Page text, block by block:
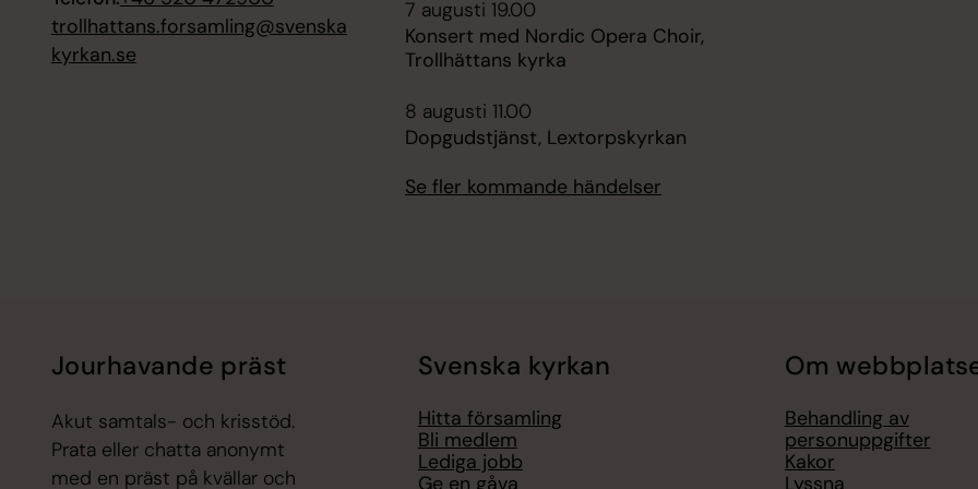
trollhattans.forsamling@svenska
kyrkan.se
7 augusti 19.00
Konsert med Nordic Opera Choir,
Trollhättans kyrka
8 augusti 11.00
Dopgudstjänst, Lextorpskyrkan
Se fler kommande händelser
Jourhavande präst
Akut samtals- och krisstöd.
Prata eller chatta anonymt
med en präst på kvällar och
Svenska kyrkan
Hitta församling
Bli medlem
Lediga jobb
Om
Behandling av
personuppgifter
Kakor